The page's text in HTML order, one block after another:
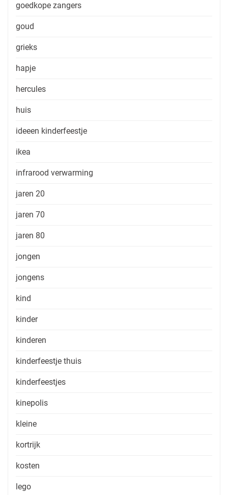
goedkope zangers
goud
grieks
hapje
hercules
huis
ideeen kinderfeestje
ikea
infrarood verwarming
jaren 20
jaren 70
jaren 80
jongen
jongens
kind
kinder
kinderen
kinderfeestje thuis
kinderfeestjes
kinepolis
kleine
kortrijk
kosten
lego